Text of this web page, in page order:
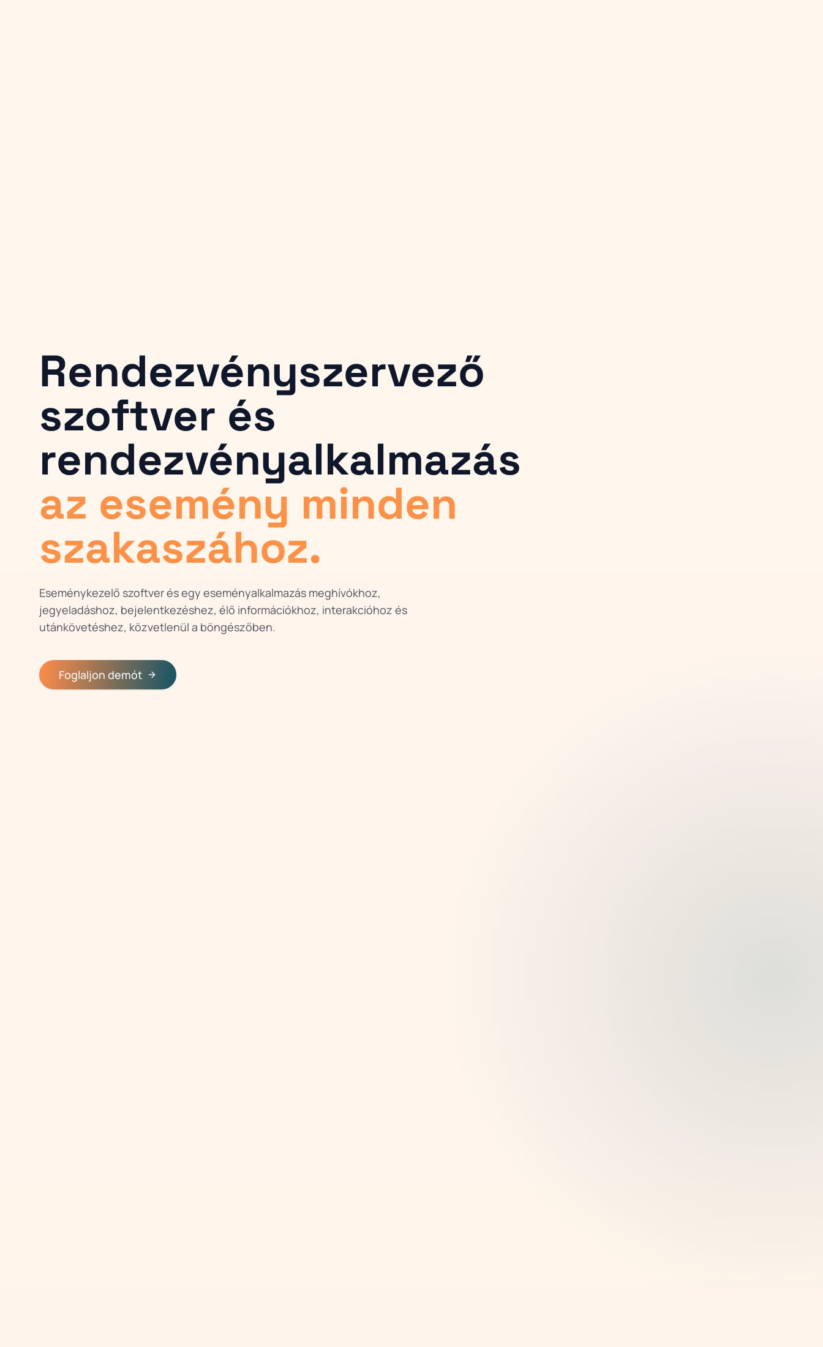
Rendezvényszervező
szoftver és
rendezvényalkalmazás
az esemény minden
szakaszához.
Eseménykezelő szoftver és egy eseményalkalmazás meghívókhoz,
jegyeladáshoz, bejelentkezéshez, élő információkhoz, interakcióhoz és
utánkövetéshez, közvetlenül a böngészőben.
Foglaljon demót